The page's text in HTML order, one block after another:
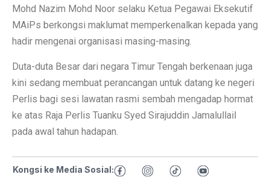
Mohd Nazim Mohd Noor selaku Ketua Pegawai Eksekutif
MAiPs berkongsi maklumat memperkenalkan kepada yang
hadir mengenai organisasi masing-masing.
Duta-duta Besar dari negara Timur Tengah berkenaan juga
kini sedang membuat perancangan untuk datang ke negeri
Perlis bagi sesi lawatan rasmi sembah mengadap hormat
ke atas Raja Perlis Tuanku Syed Sirajuddin Jamalullail
pada awal tahun hadapan.
Kongsi ke Media Sosial: